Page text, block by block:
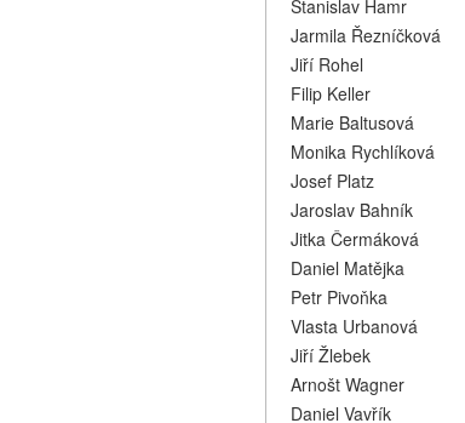
Stanislav Hamr
Jarmila Řezníčková
Jiří Rohel
Filip Keller
Marie Baltusová
Monika Rychlíková
Josef Platz
Jaroslav Bahník
Jitka Čermáková
Daniel Matějka
Petr Pivoňka
Vlasta Urbanová
Jiří Žlebek
Arnošt Wagner
Daniel Vavřík